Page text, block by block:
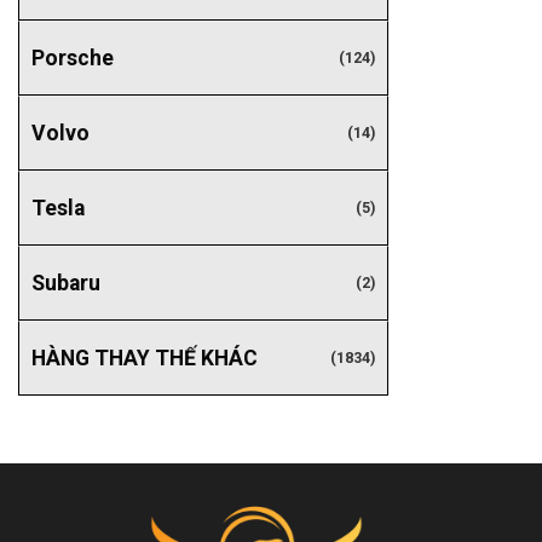
Porsche (124)
Volvo (14)
Tesla (5)
Subaru (2)
HÀNG THAY THẾ KHÁC (1834)